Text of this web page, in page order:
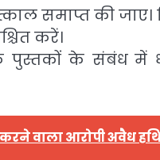
समाप्त की
करें।
पुस्तकों के संबंध में
वाला आरोपी अवैध